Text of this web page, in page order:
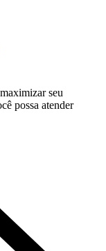
seu
possa atender